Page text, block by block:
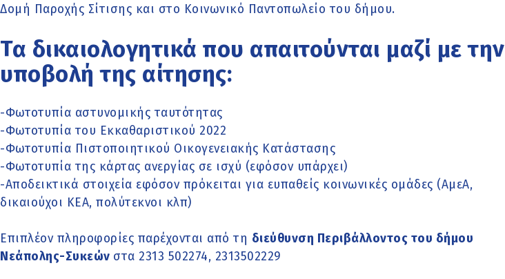
Δομή Παροχής Σίτισης και στο Κοινωνικό Παντοπωλείο του δήμου.
Τα δικαιολογητικά που απαιτούνται μαζί με την
υποβολή της αίτησης:
-Φωτοτυπία αστυνομικής ταυτότητας
-Φωτοτυπία του Εκκαθαριστικού 2022
-Φωτοτυπία Πιστοποιητικού Οικογενειακής Κατάστασης
-Φωτοτυπία της κάρτας ανεργίας σε ισχύ (εφόσον υπάρχει)
-Αποδεικτικά στοιχεία εφόσον πρόκειται για ευπαθείς κοινωνικές ομάδες (ΑμεΑ,
δικαιούχοι ΚΕΑ, πολύτεκνοι κλπ)
Επιπλέον πληροφορίες παρέχονται από τη διεύθυνση Περιβάλλοντος του δήμου
Νεάπολης-Συκεών στα 2313 502274, 2313502229